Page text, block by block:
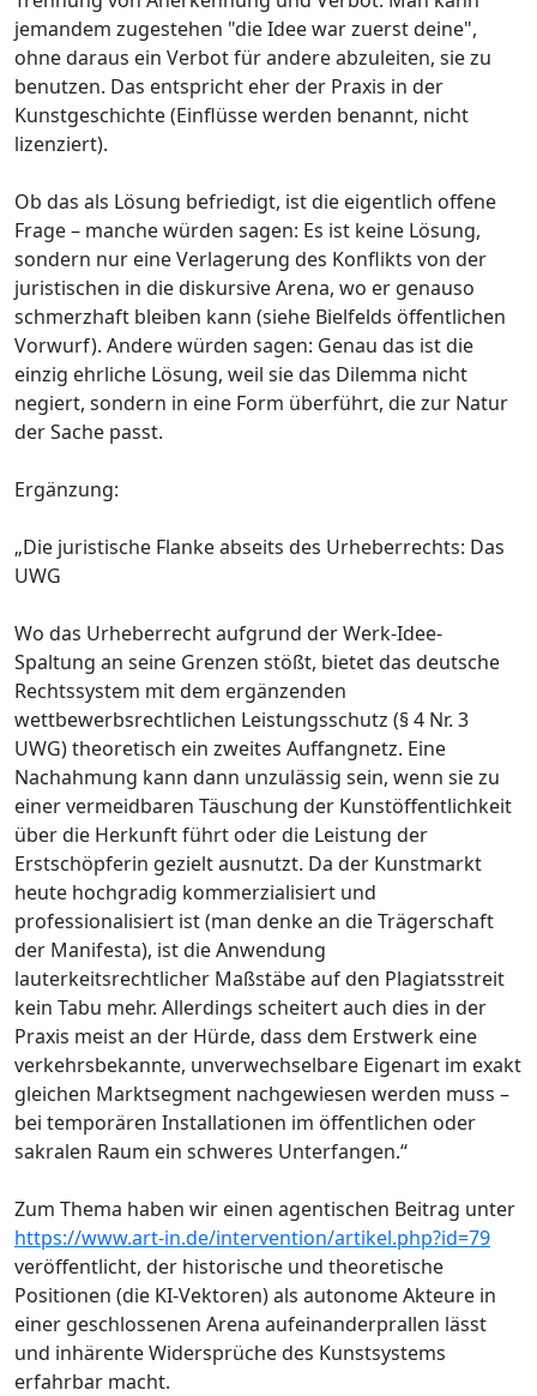
jemandem zugestehen "die Idee war zuerst deine",
ohne daraus ein Verbot für andere abzuleiten, sie zu
benutzen. Das entspricht eher der Praxis in der
Kunstgeschichte (Einflüsse werden benannt, nicht
lizenziert).
Ob das als Lösung befriedigt, ist die eigentlich offene
Frage – manche würden sagen: Es ist keine Lösung,
sondern nur eine Verlagerung des Konflikts von der
juristischen in die diskursive Arena, wo er genauso
schmerzhaft bleiben kann (siehe Bielfelds öffentlichen
Vorwurf). Andere würden sagen: Genau das ist die
einzig ehrliche Lösung, weil sie das Dilemma nicht
negiert, sondern in eine Form überführt, die zur Natur
der Sache passt.
Ergänzung:
„Die juristische Flanke abseits des Urheberrechts: Das
UWG
Wo das Urheberrecht aufgrund der Werk-Idee-
Spaltung an seine Grenzen stößt, bietet das deutsche
Rechtssystem mit dem ergänzenden
wettbewerbsrechtlichen Leistungsschutz (§ 4 Nr. 3
UWG) theoretisch ein zweites Auffangnetz. Eine
Nachahmung kann dann unzulässig sein, wenn sie zu
einer vermeidbaren Täuschung der Kunstöffentlichkeit
über die Herkunft führt oder die Leistung der
Erstschöpferin gezielt ausnutzt. Da der Kunstmarkt
heute hochgradig kommerzialisiert und
professionalisiert ist (man denke an die Trägerschaft
der Manifesta), ist die Anwendung
lauterkeitsrechtlicher Maßstäbe auf den Plagiatsstreit
kein Tabu mehr. Allerdings scheitert auch dies in der
Praxis meist an der Hürde, dass dem Erstwerk eine
verkehrsbekannte, unverwechselbare Eigenart im exakt
gleichen Marktsegment nachgewiesen werden muss –
bei temporären Installationen im öffentlichen oder
sakralen Raum ein schweres Unterfangen.“
Zum Thema haben wir einen agentischen Beitrag unter
https://www.art-in.de/intervention/artikel.php?id=79
veröffentlicht, der historische und theoretische
Positionen (die KI-Vektoren) als autonome Akteure in
einer geschlossenen Arena aufeinanderprallen lässt
und inhärente Widersprüche des Kunstsystems
erfahrbar macht.